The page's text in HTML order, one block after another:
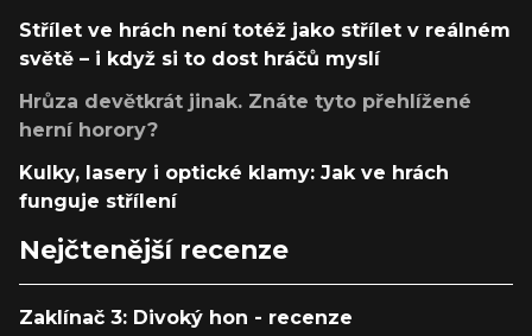
Střílet ve hrách není totéž jako střílet v reálném
světě – i když si to dost hráčů myslí
Hrůza devětkrát jinak. Znáte tyto přehlížené
herní horory?
Kulky, lasery i optické klamy: Jak ve hrách
funguje střílení
Nejčtenější recenze
Zaklínač 3: Divoký hon - recenze